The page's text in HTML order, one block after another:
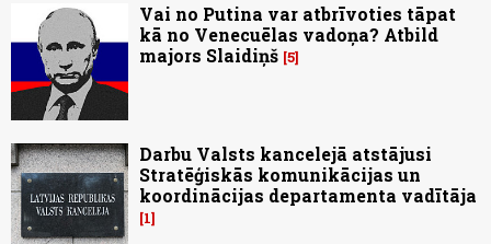
Vai no Putina var atbrīvoties tāpat
kā no Venecuēlas vadoņa? Atbild
majors Slaidiņš 5
Darbu Valsts kancelejā atstājusi
Stratēģiskās komunikācijas un
koordinācijas departamenta vadītāja
1